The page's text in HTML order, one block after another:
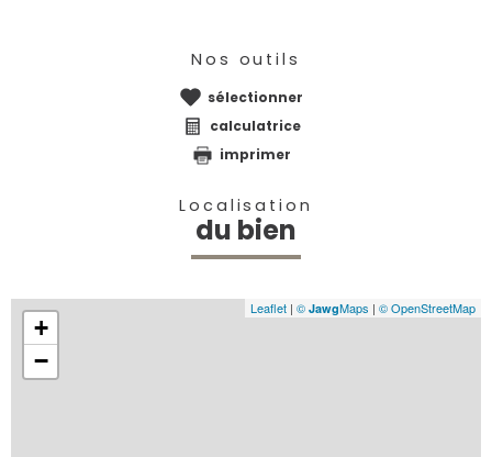
Nos outils
sélectionner
calculatrice
imprimer
Localisation
du bien
+
−
Leaflet | © JawgMaps | © OpenStreetMap